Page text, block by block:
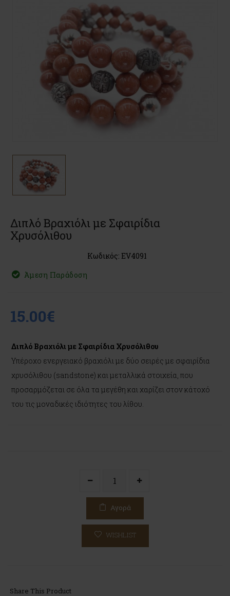
Διπλό Βραχιόλι με Σφαιρίδια
Χρυσόλιθου
Κωδικός: EV4091
Άμεση Παράδοση
15.00€
Διπλό Βραχιόλι με Σφαιρίδια Χρυσόλιθου
Υπέροχο ενεργειακό βραχιόλι με δύο σειρές με σφαιρίδια
χρυσόλιθου (sandstone) και μεταλλικά στοιχεία, που
προσαρμόζεται σε όλα τα μεγέθη και χαρίζει στον κάτοχό
του τις μοναδικές ιδιότητες του λίθου.
Αγορά
WISHLIST
Share This Product